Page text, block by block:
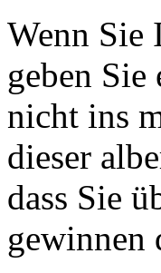
Wenn Sie
geben
nicht ins
dieser
dass Sie
gewinnen